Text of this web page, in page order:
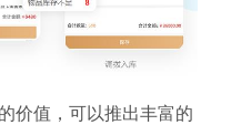
价值，可以推出丰富的